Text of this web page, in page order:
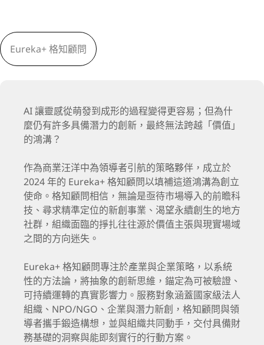
Eureka+ 格知顧問
AI 讓靈感從萌發到成形的過程變得更容易；但為什
麼仍有許多具備潛力的創新，最終無法跨越「價值」
的鴻溝？
作為商業汪洋中為領導者引航的策略夥伴，成立於
2024 年的 Eureka+ 格知顧問以填補這道鴻溝為創立
使命。格知顧問相信，無論是亟待市場導入的前瞻科
技、尋求精準定位的新創事業、渴望永續創生的地方
社群，組織面臨的掙扎往往源於價值主張與現實場域
之間的方向迷失。
Eureka+ 格知顧問專注於產業與企業策略，以系統
性的方法論，將抽象的創新思維，錨定為可被驗證、
可持續運轉的真實影響力。服務對象涵蓋國家級法人
組織、NPO/NGO、企業與潛力新創，格知顧問與領
導者攜手鍛造構想，並與組織共同動手，交付具備財
務基礎的洞察與能即刻實行的行動方案。